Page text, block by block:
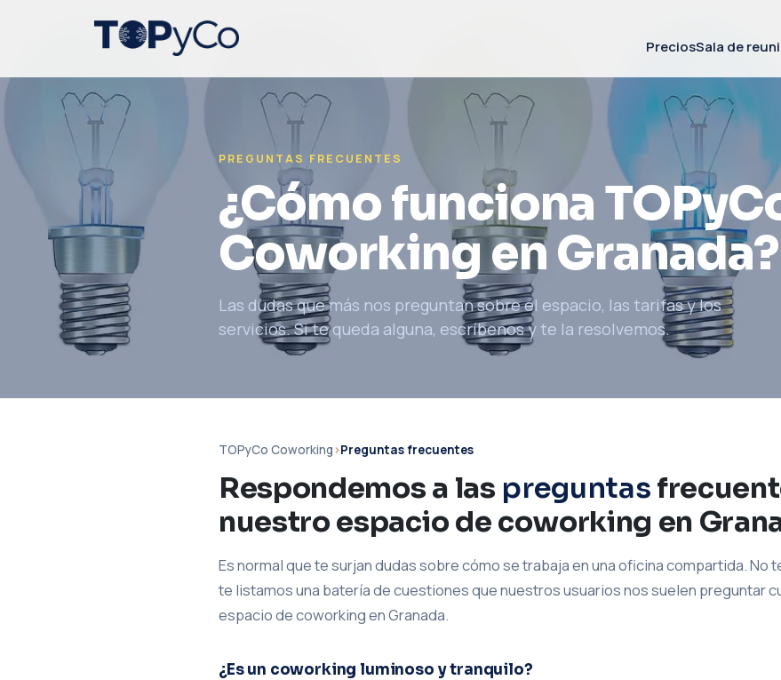
PreciosSala de
PREGUNTAS FRECUENTES
¿Cómo funciona
Coworking en Granada?
Las dudas que más nos preguntan sobre el espacio, las tarifas y los
servicios. Si te queda alguna, escríbenos y te la resolvemos.
TOPyCo Coworking›Preguntas frecuentes
Respondemos a las preguntas
nuestro espacio de coworking en
Es normal que te surjan dudas sobre cómo se trabaja en una oficina compartida. No
te listamos una batería de cuestiones que nuestros usuarios nos suelen preguntar
espacio de coworking en Granada.
¿Es un coworking luminoso y tranquilo?